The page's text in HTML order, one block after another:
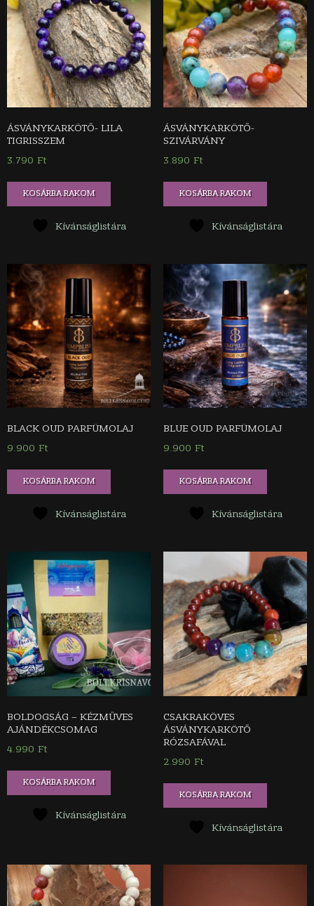
ÁSVÁNYKARKÖTŐ- LILA
TIGRISSZEM
3.790 Ft
KOSÁRBA RAKOM
Kívánságlistára
ÁSVÁNYKARKÖTŐ-
SZIVÁRVÁNY
3.890 Ft
KOSÁRBA RAKOM
Kívánságlistára
BLACK OUD PARFÜMOLAJ
9.900 Ft
KOSÁRBA RAKOM
Kívánságlistára
BLUE OUD PARFÜMOLAJ
9.900 Ft
KOSÁRBA RAKOM
Kívánságlistára
BOLDOGSÁG – KÉZMŰVES
AJÁNDÉKCSOMAG
4.990 Ft
KOSÁRBA RAKOM
Kívánságlistára
CSAKRAKÖVES
ÁSVÁNYKARKÖTŐ
RÓZSAFÁVAL
2.990 Ft
KOSÁRBA RAKOM
Kívánságlistára